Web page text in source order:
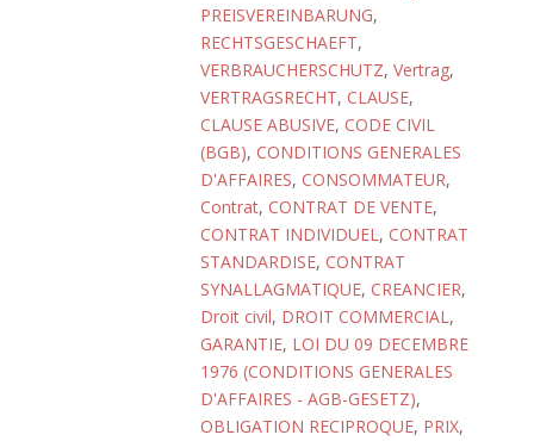
PREISVEREINBARUNG,
RECHTSGESCHAEFT,
VERBRAUCHERSCHUTZ, Vertrag,
VERTRAGSRECHT, CLAUSE,
CLAUSE ABUSIVE, CODE CIVIL
(BGB), CONDITIONS GENERALES
D'AFFAIRES, CONSOMMATEUR,
Contrat, CONTRAT DE VENTE,
CONTRAT INDIVIDUEL, CONTRAT
STANDARDISE, CONTRAT
SYNALLAGMATIQUE, CREANCIER,
Droit civil, DROIT COMMERCIAL,
GARANTIE, LOI DU 09 DECEMBRE
1976 (CONDITIONS GENERALES
D'AFFAIRES - AGB-GESETZ),
OBLIGATION RECIPROQUE, PRIX,